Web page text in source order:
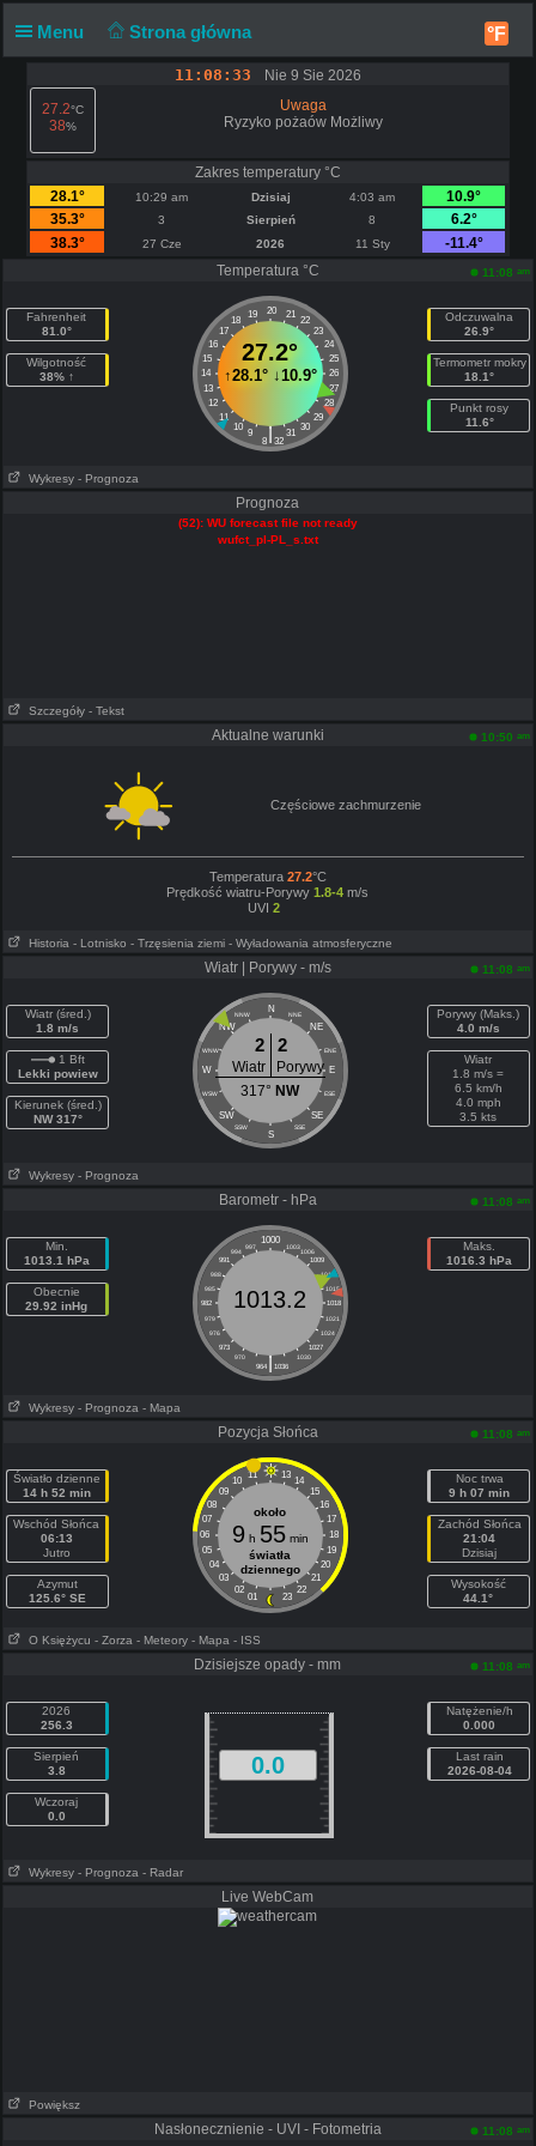
Menu Strona główna °F
11:08:33
Nie 9 Sie 2026
27.2°C
38%
Uwaga
Ryzyko pożaów Możliwy
Zakres temperatury °C
28.1°
10:29 am Dzisiaj 4:03 am
10.9°
35.3°
3 Sierpień 8
6.2°
38.3°
27 Cze 2026 11 Sty
-11.4°
Temperatura °C
11:08 am
Fahrenheit
81.0°
Wilgotność
38% ↑
20
19 21
18
22
17
23
16
24
15
25
14
26
13
27
12
28
11
29
10
30
9 31
|
8 32
27.2°
↑28.1°↓10.9°
Odczuwalna
26.9°
Termometr mokry
18.1°
Punkt rosy
11.6°
Wykresy - Prognoza
Prognoza
(52): WU forecast file not ready
wufct_pl-PL_s.txt
Szczegóły - Tekst
Aktualne warunki 10:50 am
Częściowe zachmurzenie
Temperatura 27.2°C
Prędkość wiatru-Porywy 1.8-4 m/s
UVI2
Historia - Lotnisko - Trzęsienia ziemi - Wyładowania atmosferyczne
Wiatr | Porywy - m/s 11:08 am
Wiatr (śred.)
1.8 m/s
1 Bft
Lekki powiew
Kierunek (śred.)
NW 317°
N
NNW NNE
NW NE
WNW ENE
W E
WSW ESE
SW SE
SSW SSE
S
2 2
Wiatr
Porywy
317° NW
Porywy (Maks.)
4.0 m/s
Wiatr
1.8 m/s =
6.5 km/h
4.0 mph
3.5 kts
Wykresy - Prognoza
Barometr - hPa 11:08 am
Min.
1013.1 hPa
Obecnie
29.92 inHg
1000
997 1003
994
1006
991
1009
988
1012
985
1015
982
1018
979
1021
976
1024
973
1027
970
1030
|
964 1036
1013.2
Maks.
1016.3 hPa
Wykresy - Prognoza - Mapa
Pozycja Słońca 11:08 am
Światło dzienne
14 h 52 min
Wschód Słońca
06:13
Jutro
Azymut
125.6° SE
11 13
10
14
09
15
08
16
07
17
06
18
05
19
04
20
03
21
02
22
01 23
około
9h 55min
światła
dziennego
Noc trwa
9 h 07 min
Zachód Słońca
21:04
Dzisiaj
Wysokość
44.1°
O Księżycu - Zorza - Meteory - Mapa - ISS
Dzisiejsze opady - mm 11:08 am
2026
256.3
Sierpień
3.8
Wczoraj
0.0
0.0
Natężenie/h
0.000
Last rain
2026-08-04
Wykresy - Prognoza - Radar
Live WebCam
Powiększ
Nasłonecznienie - UVI - Fotometria 11:08 am